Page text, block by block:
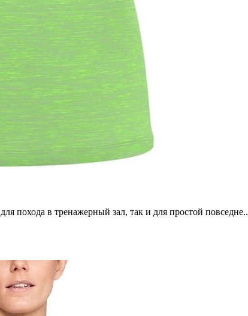
похода в тренажерный зал, так и для простой повседне..